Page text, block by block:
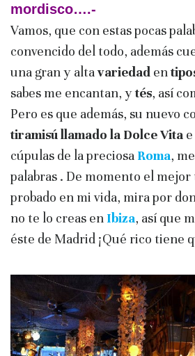
mordisco….-
Vamos, que con estas pocas
convencido del todo, además
una gran y altavariedad en
sabes me encantan, ytés, así
Pero es que además, su nuevo
tiramisú llamado la Dolce Vita
cúpulas de la preciosa Roma,
palabras . De momento el
probado en mi vida, mira por
no te lo creas en Ibiza, así que
éste de Madrid ¡Qué rico tiene